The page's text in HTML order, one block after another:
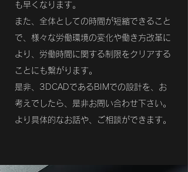
も早くなります。
また、全体としての時間が短縮できること
で、様々な労働環境の変化や働き方改革に
より、労働時間に関する制限をクリアする
ことにも繋がります。
是非、3DCADであるBIMでの設計を、お
考えでしたら、是非お問い合わせ下さい。
より具体的なお話や、ご相談ができます。